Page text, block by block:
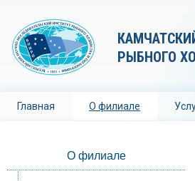
РЫБНОГО
Главная О филиале
О филиале